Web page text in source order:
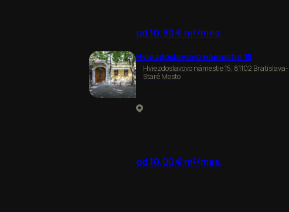
od 10,90 € m²/mes.
Hviezdoslavovo námestie 15
Hviezdoslavovo námestie 15, 81102 Bratislava-
Staré Mesto
od 10,00 € m²/mes.